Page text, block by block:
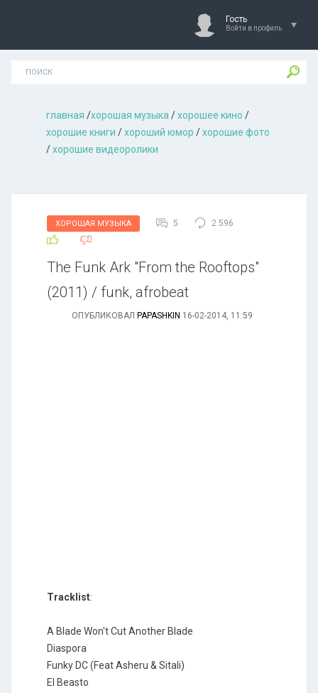
Гость
Войти в профиль
главная /хорошая музыкa /хорошее кино /
хорошие книги /хороший юмор /хорошие фото
/хорошие видеоролики
ХОРОШАЯ МУЗЫКА 5 2 596
The Funk Ark "From the Rooftops"
(2011) / funk, afrobeat
ОПУБЛИКОВАЛ PAPASHKIN 16-02-2014, 11:59
Tracklist:
A Blade Won't Cut Another Blade
Diaspora
Funky DC (Feat Asheru & Sitali)
El Beasto